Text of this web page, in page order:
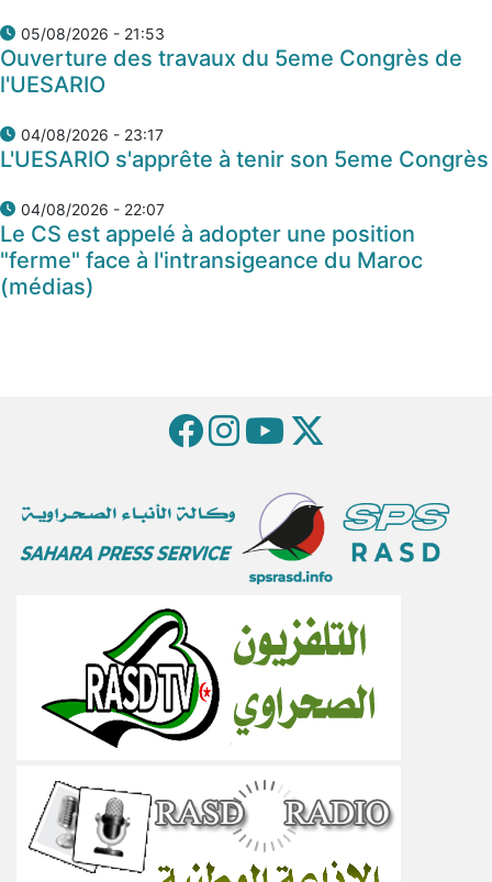
05/08/2026 - 21:53
Ouverture des travaux du 5eme Congrès de
l'UESARIO
04/08/2026 - 23:17
L'UESARIO s'apprête à tenir son 5eme Congrès
04/08/2026 - 22:07
Le CS est appelé à adopter une position
"ferme" face à l'intransigeance du Maroc
(médias)